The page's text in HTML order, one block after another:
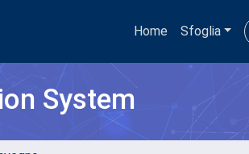
Home Sfoglia
System